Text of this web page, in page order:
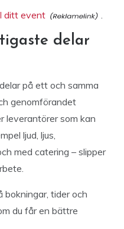
ditt event .
delar
på ett och samma
genomförandet
leverantörer som kan
ljud, ljus,
med catering – slipper
bokningar, tider och
du får en bättre